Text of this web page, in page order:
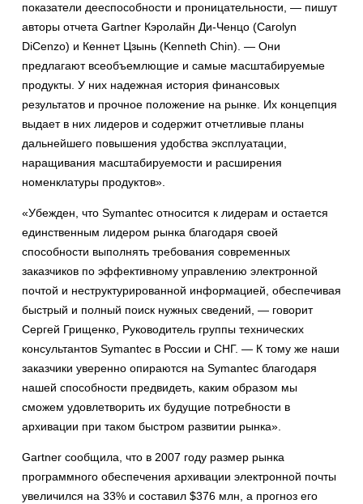
показатели дееспособности и проницательности, — пишут
авторы отчета Gartner Кэролайн Ди-Ченцо (Carolyn
DiCenzo) и Кеннет Цзынь (Kenneth Chin). — Они
предлагают всеобъемлющие и самые масштабируемые
продукты. У них надежная история финансовых
результатов и прочное положение на рынке. Их концепция
выдает в них лидеров и содержит отчетливые планы
дальнейшего повышения удобства эксплуатации,
наращивания масштабируемости и расширения
номенклатуры продуктов».
«Убежден, что Symantec относится к лидерам и остается
единственным лидером рынка благодаря своей
способности выполнять требования современных
заказчиков по эффективному управлению электронной
почтой и неструктурированной информацией, обеспечивая
быстрый и полный поиск нужных сведений, — говорит
Сергей Грищенко, Руководитель группы технических
консультантов Symanteс в России и СНГ. — К тому же наши
заказчики уверенно опираются на Symantec благодаря
нашей способности предвидеть, каким образом мы
сможем удовлетворить их будущие потребности в
архивации при таком быстром развитии рынка».
Gartner сообщила, что в 2007 году размер рынка
программного обеспечения архивации электронной почты
увеличился на 33% и составил $376 млн, а прогноз его